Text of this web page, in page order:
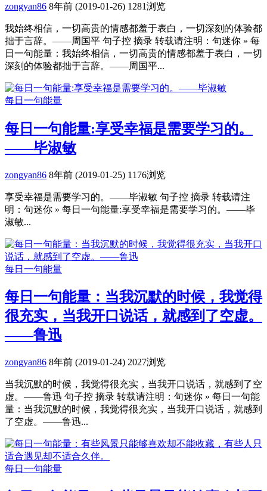
zongyan86 8年前 (2019-01-26) 1281浏览
我始终相信，一切高贵的情感都羞于表白，一切深刻的体验都
拙于言辞。——周国平 句子控 摘录 转载请注明：句迷你 » 每
日一句能量：我始终相信，一切高贵的情感都羞于表白，一切
深刻的体验都拙于言辞。——周国平...
每日一句能量
每日一句能量:享受幸福是需要学习的。
——毕淑敏
zongyan86 8年前 (2019-01-25) 1176浏览
享受幸福是需要学习的。——毕淑敏 句子控 摘录 转载请注
明：句迷你 » 每日一句能量:享受幸福是需要学习的。——毕
淑敏...
每日一句能量
每日一句能量：当我沉默的时候，我觉得
很充实，当我开口说话，就感到了空虚。
——鲁迅
zongyan86 8年前 (2019-01-24) 2027浏览
当我沉默的时候，我觉得很充实，当我开口说话，就感到了空
虚。——鲁迅 句子控 摘录 转载请注明：句迷你 » 每日一句能
量：当我沉默的时候，我觉得很充实，当我开口说话，就感到
了空虚。——鲁迅...
每日一句能量